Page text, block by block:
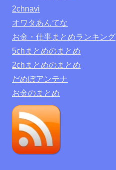
2chnavi
オワタあんてな
お金・仕事まとめランキング
5chまとめのまとめ
2chまとめのまとめ
だめぽアンテナ
お金のまとめ